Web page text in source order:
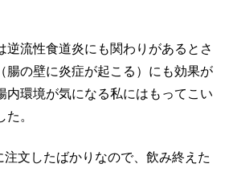
逆流性食道炎にも関わりがあるとさ
腸の壁に炎症が起こる）にも効果が
内環境が気になる私にはもってこい
。
文したばかりなので、飲み終えた